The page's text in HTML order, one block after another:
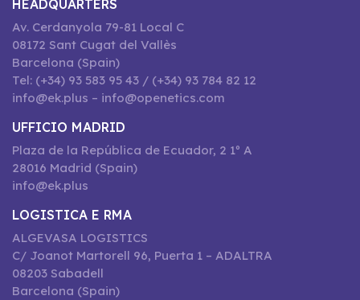
HEADQUARTERS
Av. Cerdanyola 79-81 Local C
08172 Sant Cugat del Vallès
Barcelona (Spain)
Tel: (+34) 93 583 95 43 / (+34) 93 784 82 12
info@ek.plus – info@openetics.com
UFFICIO MADRID
Plaza de la República de Ecuador, 2 1º A
28016 Madrid (Spain)
info@ek.plus
LOGISTICA E RMA
ALGEVASA LOGISTICS
C/ Joanot Martorell 96, Puerta 1 – ADALTRA
08203 Sabadell
Barcelona (Spain)